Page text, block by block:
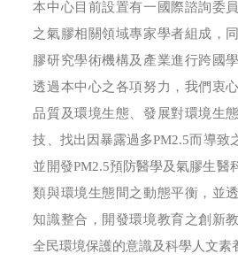
本中心目前設置有一國際諮詢委
之氣膠相關領域專家學者組成，
膠研究學術機構及產業進行跨國
透過本中心之各項努力，我們衷
品質及環境生態、發展對環境生
技、找出因暴露過多PM2.5而導致
並開發PM2.5預防醫學及氣膠生醫
類與環境生態間之動態平衡，並
知識整合，開發環境教育之創新
全民環境保護的意識及科學人文素